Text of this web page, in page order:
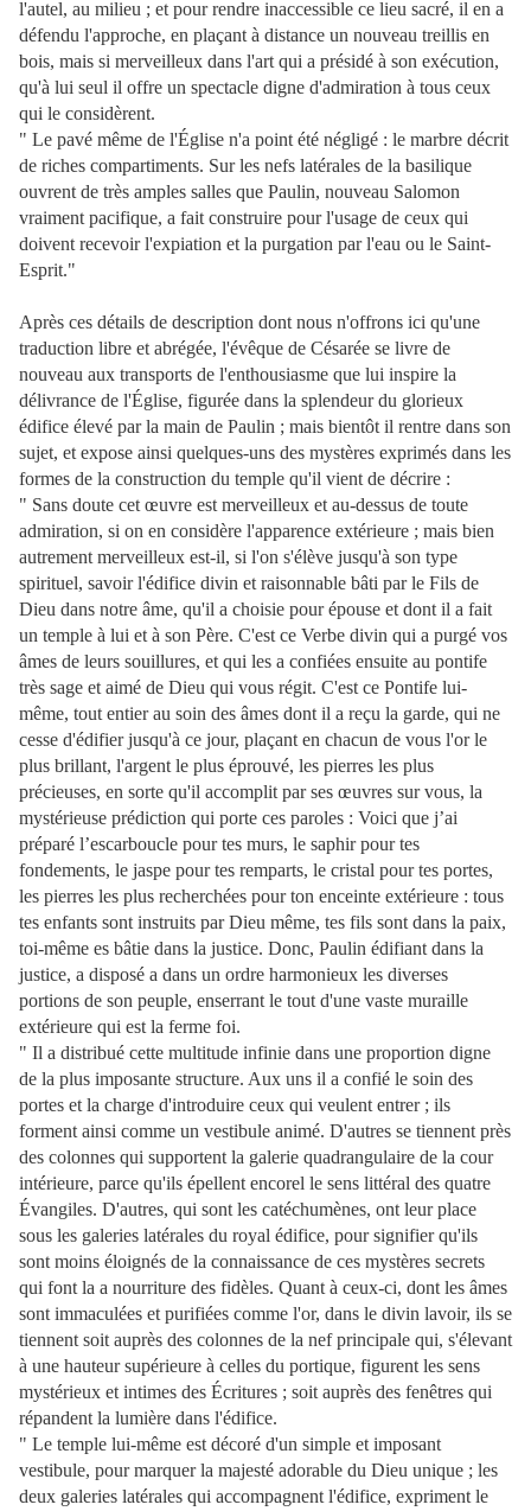
l'autel, au milieu ; et pour rendre inaccessible ce lieu sacré, il en a
défendu l'approche, en plaçant à distance un nouveau treillis en
bois, mais si merveilleux dans l'art qui a présidé à son exécution,
qu'à lui seul il offre un spectacle digne d'admiration à tous ceux
qui le considèrent.
" Le pavé même de l'Église n'a point été négligé : le marbre décrit
de riches compartiments. Sur les nefs latérales de la basilique
ouvrent de très amples salles que Paulin, nouveau Salomon
vraiment pacifique, a fait construire pour l'usage de ceux qui
doivent recevoir l'expiation et la purgation par l'eau ou le Saint-
Esprit."
Après ces détails de description dont nous n'offrons ici qu'une
traduction libre et abrégée, l'évêque de Césarée se livre de
nouveau aux transports de l'enthousiasme que lui inspire la
délivrance de l'Église, figurée dans la splendeur du glorieux
édifice élevé par la main de Paulin ; mais bientôt il rentre dans son
sujet, et expose ainsi quelques-uns des mystères exprimés dans les
formes de la construction du temple qu'il vient de décrire :
" Sans doute cet œuvre est merveilleux et au-dessus de toute
admiration, si on en considère l'apparence extérieure ; mais bien
autrement merveilleux est-il, si l'on s'élève jusqu'à son type
spirituel, savoir l'édifice divin et raisonnable bâti par le Fils de
Dieu dans notre âme, qu'il a choisie pour épouse et dont il a fait
un temple à lui et à son Père. C'est ce Verbe divin qui a purgé vos
âmes de leurs souillures, et qui les a confiées ensuite au pontife
très sage et aimé de Dieu qui vous régit. C'est ce Pontife lui-
même, tout entier au soin des âmes dont il a reçu la garde, qui ne
cesse d'édifier jusqu'à ce jour, plaçant en chacun de vous l'or le
plus brillant, l'argent le plus éprouvé, les pierres les plus
précieuses, en sorte qu'il accomplit par ses œuvres sur vous, la
mystérieuse prédiction qui porte ces paroles : Voici que j’ai
préparé l’escarboucle pour tes murs, le saphir pour tes
fondements, le jaspe pour tes remparts, le cristal pour tes portes,
les pierres les plus recherchées pour ton enceinte extérieure : tous
tes enfants sont instruits par Dieu même, tes fils sont dans la paix,
toi-même es bâtie dans la justice. Donc, Paulin édifiant dans la
justice, a disposé a dans un ordre harmonieux les diverses
portions de son peuple, enserrant le tout d'une vaste muraille
extérieure qui est la ferme foi.
" Il a distribué cette multitude infinie dans une proportion digne
de la plus imposante structure. Aux uns il a confié le soin des
portes et la charge d'introduire ceux qui veulent entrer ; ils
forment ainsi comme un vestibule animé. D'autres se tiennent près
des colonnes qui supportent la galerie quadrangulaire de la cour
intérieure, parce qu'ils épellent encorel le sens littéral des quatre
Évangiles. D'autres, qui sont les catéchumènes, ont leur place
sous les galeries latérales du royal édifice, pour signifier qu'ils
sont moins éloignés de la connaissance de ces mystères secrets
qui font la a nourriture des fidèles. Quant à ceux-ci, dont les âmes
sont immaculées et purifiées comme l'or, dans le divin lavoir, ils se
tiennent soit auprès des colonnes de la nef principale qui, s'élevant
à une hauteur supérieure à celles du portique, figurent les sens
mystérieux et intimes des Écritures ; soit auprès des fenêtres qui
répandent la lumière dans l'édifice.
" Le temple lui-même est décoré d'un simple et imposant
vestibule, pour marquer la majesté adorable du Dieu unique ; les
deux galeries latérales qui accompagnent l'édifice, expriment le